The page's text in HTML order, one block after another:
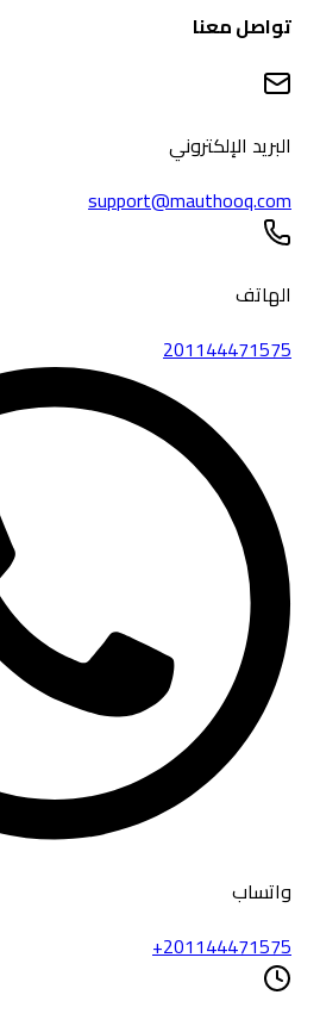
تواصل معنا
البريد الإلكتروني
support@mauthooq.com
الهاتف
201144471575
واتساب
+201144471575